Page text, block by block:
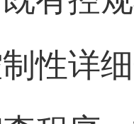
性详